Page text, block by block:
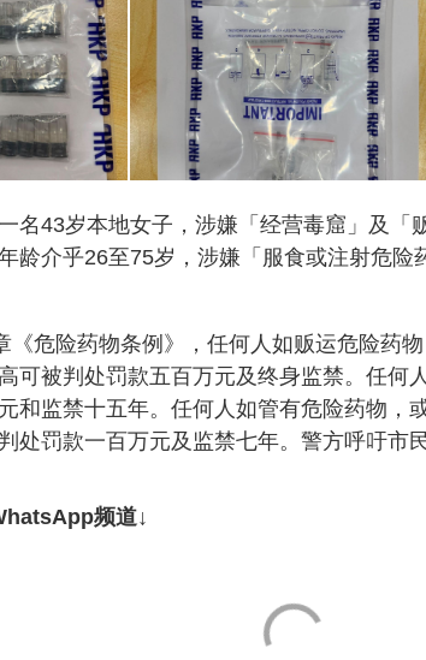
名43岁本地女子，涉嫌「经营毒窟」及「
龄介乎26至75岁，涉嫌「服食或注射危险
《危险药物条例》，任何人如贩运危险药
可被判处罚款五百万元及终身监禁。任何
和监禁十五年。任何人如管有危险药物，
处罚款一百万元及监禁七年。警方呼吁市
频道↓